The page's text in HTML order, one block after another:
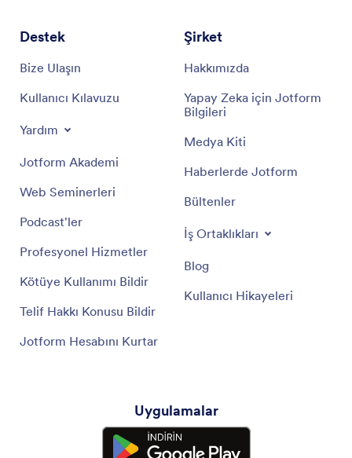
Destek
Bize Ulaşın
Kullanıcı Kılavuzu
Yardım
Jotform Akademi
Web Seminerleri
Podcast'ler
Profesyonel Hizmetler
Kötüye Kullanımı Bildir
Telif Hakkı Konusu Bildir
Jotform Hesabını Kurtar
Şirket
Hakkımızda
Yapay Zeka için Jotform
Bilgileri
Medya Kiti
Haberlerde Jotform
Bültenler
İş Ortaklıkları
Blog
Kullanıcı Hikayeleri
Uygulamalar